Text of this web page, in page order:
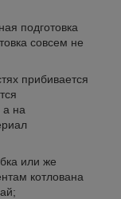
подготовка
совсем не
прибивается
на
или же
котлована